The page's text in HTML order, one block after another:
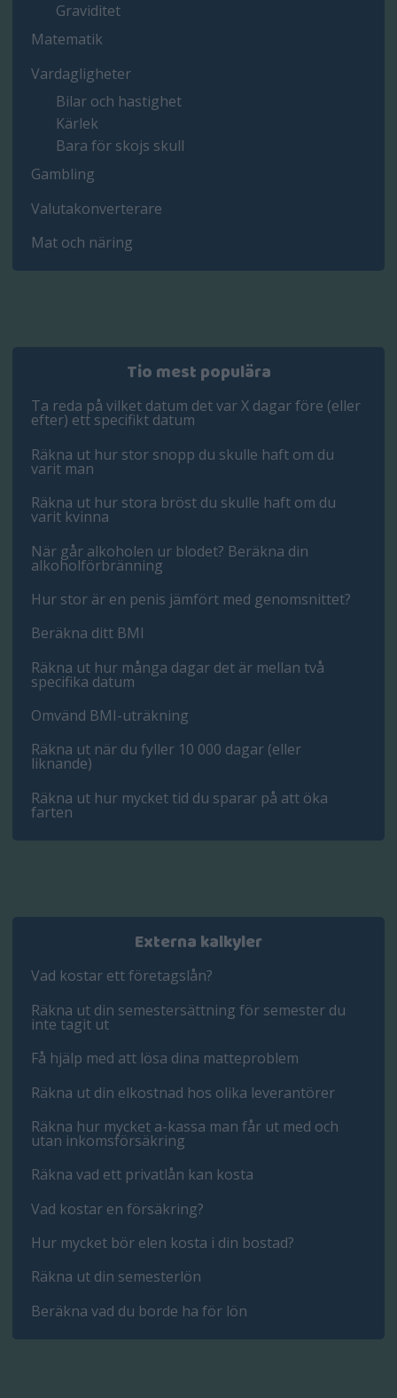
Graviditet
Matematik
Vardagligheter
Bilar och hastighet
Kärlek
Bara för skojs skull
Gambling
Valutakonverterare
Mat och näring
Tio mest populära
Ta reda på vilket datum det var X dagar före (eller
efter) ett specifikt datum
Räkna ut hur stor snopp du skulle haft om du
varit man
Räkna ut hur stora bröst du skulle haft om du
varit kvinna
När går alkoholen ur blodet? Beräkna din
alkoholförbränning
Hur stor är en penis jämfört med genomsnittet?
Beräkna ditt BMI
Räkna ut hur många dagar det är mellan två
specifika datum
Omvänd BMI-uträkning
Räkna ut när du fyller 10 000 dagar (eller
liknande)
Räkna ut hur mycket tid du sparar på att öka
farten
Externa kalkyler
Vad kostar ett företagslån?
Räkna ut din semestersättning för semester du
inte tagit ut
Få hjälp med att lösa dina matteproblem
Räkna ut din elkostnad hos olika leverantörer
Räkna hur mycket a-kassa man får ut med och
utan inkomsförsäkring
Räkna vad ett privatlån kan kosta
Vad kostar en försäkring?
Hur mycket bör elen kosta i din bostad?
Räkna ut din semesterlön
Beräkna vad du borde ha för lön